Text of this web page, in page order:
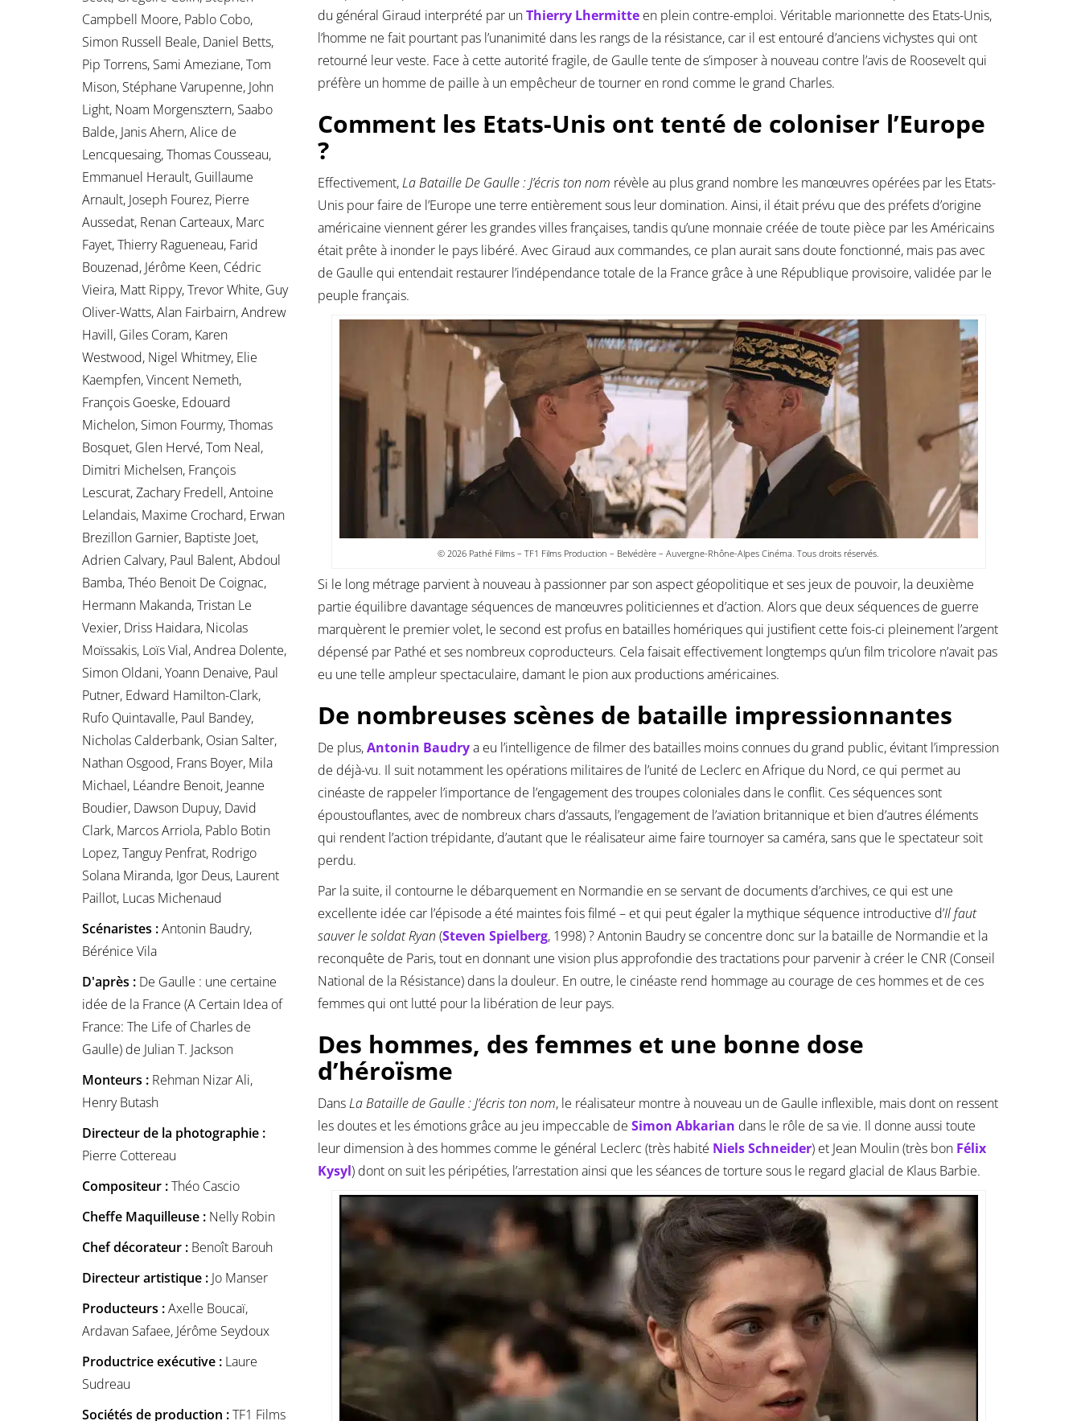
Campbell Moore, Pablo Cobo,
Simon Russell Beale, Daniel Betts,
Pip Torrens, Sami Ameziane, Tom
Mison, Stéphane Varupenne, John
Light, Noam Morgensztern, Saabo
Balde, Janis Ahern, Alice de
Lencquesaing, Thomas Cousseau,
Emmanuel Herault, Guillaume
Arnault, Joseph Fourez, Pierre
Aussedat, Renan Carteaux, Marc
Fayet, Thierry Ragueneau, Farid
Bouzenad, Jérôme Keen, Cédric
Vieira, Matt Rippy, Trevor White, Guy
Oliver-Watts, Alan Fairbairn, Andrew
Havill, Giles Coram, Karen
Westwood, Nigel Whitmey, Elie
Kaempfen, Vincent Nemeth,
François Goeske, Edouard
Michelon, Simon Fourmy, Thomas
Bosquet, Glen Hervé, Tom Neal,
Dimitri Michelsen, François
Lescurat, Zachary Fredell, Antoine
Lelandais, Maxime Crochard, Erwan
Brezillon Garnier, Baptiste Joet,
Adrien Calvary, Paul Balent, Abdoul
Bamba, Théo Benoit De Coignac,
Hermann Makanda, Tristan Le
Vexier, Driss Haidara, Nicolas
Moïssakis, Loïs Vial, Andrea Dolente,
Simon Oldani, Yoann Denaive, Paul
Putner, Edward Hamilton-Clark,
Rufo Quintavalle, Paul Bandey,
Nicholas Calderbank, Osian Salter,
Nathan Osgood, Frans Boyer, Mila
Michael, Léandre Benoit, Jeanne
Boudier, Dawson Dupuy, David
Clark, Marcos Arriola, Pablo Botin
Lopez, Tanguy Penfrat, Rodrigo
Solana Miranda, Igor Deus, Laurent
Paillot, Lucas Michenaud
Scénaristes :Antonin Baudry,
Bérénice Vila
D'après : De Gaulle : une certaine
idée de la France (A Certain Idea of
France: The Life of Charles de
Gaulle) de Julian T. Jackson
Monteurs : Rehman Nizar Ali,
Henry Butash
Directeur de la photographie :
Pierre Cottereau
Compositeur :Théo Cascio
Cheffe Maquilleuse : Nelly Robin
Chef décorateur : Benoît Barouh
Directeur artistique : Jo Manser
Producteurs :Axelle Boucaï,
Ardavan Safaee, Jérôme Seydoux
Productrice exécutive : Laure
Sudreau
Sociétés de production :TF1 Films
du général Giraud interprété par unThierry Lhermitte en plein contre-emploi. Véritable marionnette des Etats-Unis,
l’homme ne fait pourtant pas l’unanimité dans les rangs de la résistance, car il est entouré d’anciens vichystes qui ont
retourné leur veste. Face à cette autorité fragile, de Gaulle tente de s’imposer à nouveau contre l’avis de Roosevelt qui
préfère un homme de paille à un empêcheur de tourner en rond comme le grand Charles.
Comment les Etats-Unis ont tenté de coloniser l’Europe
?
Effectivement,La Bataille De Gaulle : J’écris ton nom révèle au plus grand nombre les manœuvres opérées par les Etats-
Unis pour faire de l’Europe une terre entièrement sous leur domination. Ainsi, il était prévu que des préfets d’origine
américaine viennent gérer les grandes villes françaises, tandis qu’une monnaie créée de toute pièce par les Américains
était prête à inonder le pays libéré. Avec Giraud aux commandes, ce plan aurait sans doute fonctionné, mais pas avec
de Gaulle qui entendait restaurer l’indépendance totale de la France grâce à une République provisoire, validée par le
peuple français.
© 2026 Pathé Films – TF1 Films Production – Belvédère – Auvergne-Rhône-Alpes Cinéma. Tous droits réservés.
Si le long métrage parvient à nouveau à passionner par son aspect géopolitique et ses jeux de pouvoir, la deuxième
partie équilibre davantage séquences de manœuvres politiciennes et d’action. Alors que deux séquences de guerre
marquèrent le premier volet, le second est profus en batailles homériques qui justifient cette fois-ci pleinement l’argent
dépensé par Pathé et ses nombreux coproducteurs. Cela faisait effectivement longtemps qu’un film tricolore n’avait pas
eu une telle ampleur spectaculaire, damant le pion aux productions américaines.
De nombreuses scènes de bataille impressionnantes
De plus,Antonin Baudrya eu l’intelligence de filmer des batailles moins connues du grand public, évitant l’impression
de déjà-vu. Il suit notamment les opérations militaires de l’unité de Leclerc en Afrique du Nord, ce qui permet au
cinéaste de rappeler l’importance de l’engagement des troupes coloniales dans le conflit. Ces séquences sont
époustouflantes, avec de nombreux chars d’assauts, l’engagement de l’aviation britannique et bien d’autres éléments
qui rendent l’action trépidante, d’autant que le réalisateur aime faire tournoyer sa caméra, sans que le spectateur soit
perdu.
Par la suite, il contourne le débarquement en Normandie en se servant de documents d’archives, ce qui est une
excellente idée car l’épisode a été maintes fois filmé – et qui peut égaler la mythique séquence introductive d’Il faut
sauver le soldat Ryan (Steven Spielberg, 1998) ? Antonin Baudry se concentre donc sur la bataille de Normandie et la
reconquête de Paris, tout en donnant une vision plus approfondie des tractations pour parvenir à créer le CNR (Conseil
National de la Résistance) dans la douleur. En outre, le cinéaste rend hommage au courage de ces hommes et de ces
femmes qui ont lutté pour la libération de leur pays.
Des hommes, des femmes et une bonne dose
d’héroïsme
DansLa Bataille de Gaulle : J’écris ton nom, le réalisateur montre à nouveau un de Gaulle inflexible, mais dont on ressent
les doutes et les émotions grâce au jeu impeccable de Simon Abkarian dans le rôle de sa vie. Il donne aussi toute
leur dimension à des hommes comme le général Leclerc (très habité Niels Schneider) et Jean Moulin (très bon Félix
Kysyl) dont on suit les péripéties, l’arrestation ainsi que les séances de torture sous le regard glacial de Klaus Barbie.